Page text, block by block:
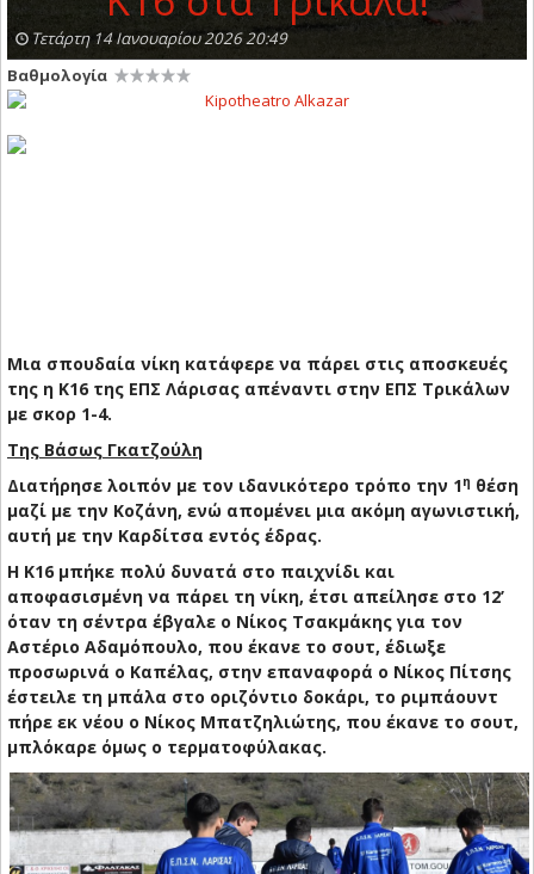
Τετάρτη 14 Ιανουαρίου 2026 20:49
Βαθμολογία
Μια σπουδαία νίκη κατάφερε να πάρει στις αποσκευές
της η Κ16 της ΕΠΣ Λάρισας απέναντι στην ΕΠΣ Τρικάλων
με σκορ 1-4.
Της Βάσως Γκατζούλη
Διατήρησε λοιπόν με τον ιδανικότερο τρόπο την 1η θέση
μαζί με την Κοζάνη, ενώ απομένει μια ακόμη αγωνιστική,
αυτή με την Καρδίτσα εντός έδρας.
Η Κ16 μπήκε πολύ δυνατά στο παιχνίδι και
αποφασισμένη να πάρει τη νίκη, έτσι απείλησε στο 12’
όταν τη σέντρα έβγαλε ο Νίκος Τσακμάκης για τον
Αστέριο Αδαμόπουλο, που έκανε το σουτ, έδιωξε
προσωρινά ο Καπέλας, στην επαναφορά ο Νίκος Πίτσης
έστειλε τη μπάλα στο οριζόντιο δοκάρι, το ριμπάουντ
πήρε εκ νέου ο Νίκος Μπατζηλιώτης, που έκανε το σουτ,
μπλόκαρε όμως ο τερματοφύλακας.